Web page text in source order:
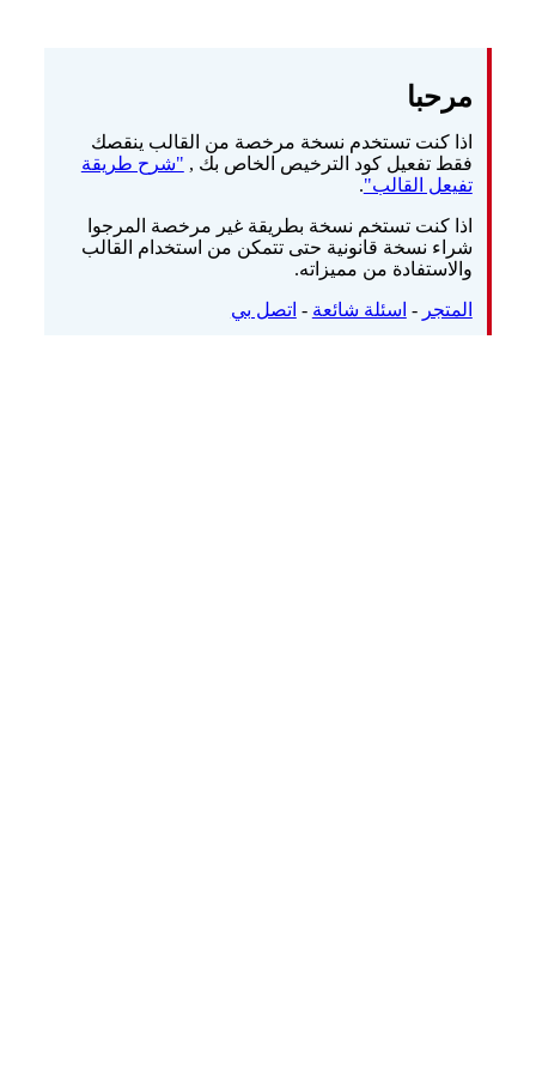
مرحبا
اذا كنت تستخدم نسخة مرخصة من القالب ينقصك
فقط تفعيل كود الترخيص الخاص بك , "شرح طريقة
تفيعل القالب".
اذا كنت تستخم نسخة بطريقة غير مرخصة المرجوا
شراء نسخة قانونية حتى تتمكن من استخدام القالب
والاستفادة من مميزاته.
المتجر - اسئلة شائعة - اتصل بي